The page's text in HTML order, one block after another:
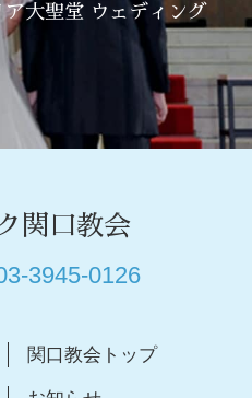
大聖堂 ウェディング
関口教会
3945-0126
関口教会トップ